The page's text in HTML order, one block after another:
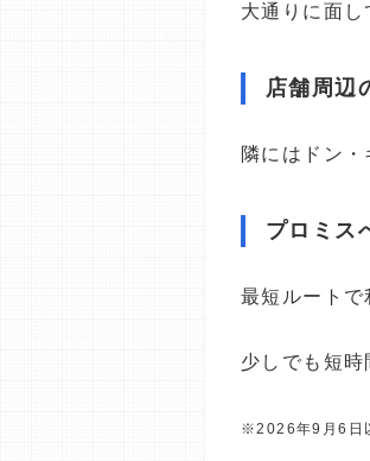
大通りに面
店舗周辺
隣にはドン
プロミス
最短ルート
少しでも短時
※2026年9月6日